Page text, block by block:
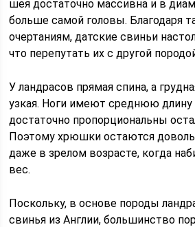
шея достаточно массивна и в
больше самой головы. Благодаря
очертаниям, датские свиньи
что перепутать их с другой
У ландрасов прямая спина, а
узкая. Ноги имеют среднюю
достаточно пропорциональны
Поэтому хрюшки остаются
даже в зрелом возрасте, когда
вес.
Поскольку, в основе породы
свинья из Англии, большинство